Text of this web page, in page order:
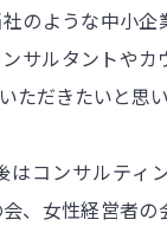
のような中小企
サルタントやカ
ただきたいと思い
はコンサルティ
、女性経営者の